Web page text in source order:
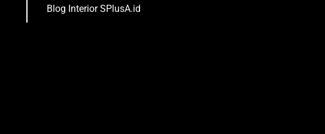
Blog Interior SPlusA.id